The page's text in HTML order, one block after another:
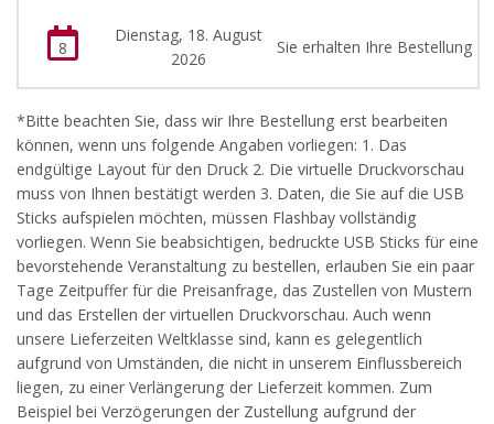
8
Dienstag, 18. August
2026
Sie erhalten Ihre Bestellung
*Bitte beachten Sie, dass wir Ihre Bestellung erst bearbeiten
können, wenn uns folgende Angaben vorliegen: 1. Das
endgültige Layout für den Druck 2. Die virtuelle Druckvorschau
muss von Ihnen bestätigt werden 3. Daten, die Sie auf die USB
Sticks aufspielen möchten, müssen Flashbay vollständig
vorliegen. Wenn Sie beabsichtigen, bedruckte USB Sticks für eine
bevorstehende Veranstaltung zu bestellen, erlauben Sie ein paar
Tage Zeitpuffer für die Preisanfrage, das Zustellen von Mustern
und das Erstellen der virtuellen Druckvorschau. Auch wenn
unsere Lieferzeiten Weltklasse sind, kann es gelegentlich
aufgrund von Umständen, die nicht in unserem Einflussbereich
liegen, zu einer Verlängerung der Lieferzeit kommen. Zum
Beispiel bei Verzögerungen der Zustellung aufgrund der